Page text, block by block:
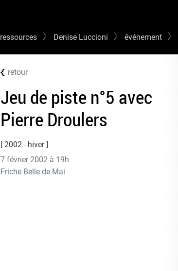
ressources Denise Luccioni événement
retour
Jeu de piste n°5 avec
Pierre Droulers
2002 - hiver
7 février 2002 à 19h
Friche Belle de Mai